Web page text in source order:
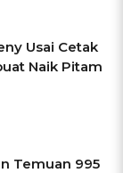
Usai Cetak
Naik Pitam
Temuan 995